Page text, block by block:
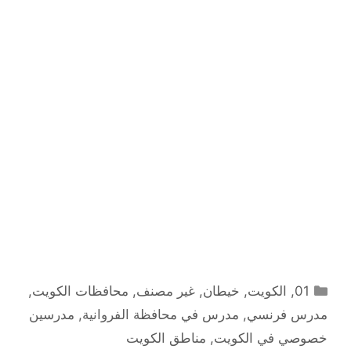
التصنيفات
01
, الكويت, خيطان,غير مصنف, محافظات الكويت,
مدرس فرنسي, مدرس في محافظة الفروانية, مدرسين
خصوصي في الكويت, مناطق الكويت